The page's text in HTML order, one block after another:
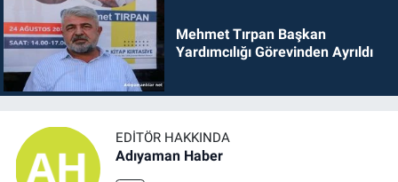
Mehmet Tırpan Başkan
Yardımcılığı Görevinden Ayrıldı
EDITÖR HAKKINDA
Adıyaman Haber